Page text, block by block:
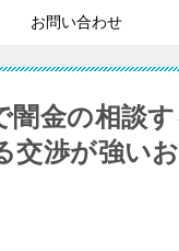
お問い合わせ
闇金の相談
交渉が強い